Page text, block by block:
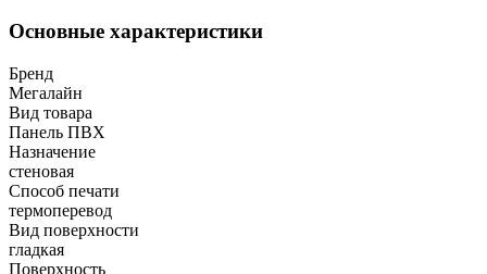
Основные характеристики
Бренд
Мегалайн
Вид товара
Панель ПВХ
Назначение
стеновая
Способ печати
термоперевод
Вид поверхности
гладкая
Поверхность